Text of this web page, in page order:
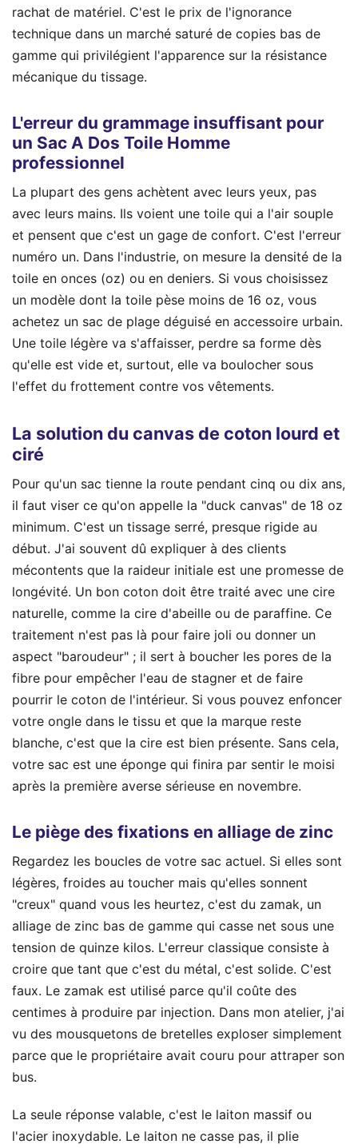
rachat de matériel. C'est le prix de l'ignorance
technique dans un marché saturé de copies bas de
gamme qui privilégient l'apparence sur la résistance
mécanique du tissage.
L'erreur du grammage insuffisant pour
un Sac A Dos Toile Homme
professionnel
La plupart des gens achètent avec leurs yeux, pas
avec leurs mains. Ils voient une toile qui a l'air souple
et pensent que c'est un gage de confort. C'est l'erreur
numéro un. Dans l'industrie, on mesure la densité de la
toile en onces (oz) ou en deniers. Si vous choisissez
un modèle dont la toile pèse moins de 16 oz, vous
achetez un sac de plage déguisé en accessoire urbain.
Une toile légère va s'affaisser, perdre sa forme dès
qu'elle est vide et, surtout, elle va boulocher sous
l'effet du frottement contre vos vêtements.
La solution du canvas de coton lourd et
ciré
Pour qu'un sac tienne la route pendant cinq ou dix ans,
il faut viser ce qu'on appelle la "duck canvas" de 18 oz
minimum. C'est un tissage serré, presque rigide au
début. J'ai souvent dû expliquer à des clients
mécontents que la raideur initiale est une promesse de
longévité. Un bon coton doit être traité avec une cire
naturelle, comme la cire d'abeille ou de paraffine. Ce
traitement n'est pas là pour faire joli ou donner un
aspect "baroudeur" ; il sert à boucher les pores de la
fibre pour empêcher l'eau de stagner et de faire
pourrir le coton de l'intérieur. Si vous pouvez enfoncer
votre ongle dans le tissu et que la marque reste
blanche, c'est que la cire est bien présente. Sans cela,
votre sac est une éponge qui finira par sentir le moisi
après la première averse sérieuse en novembre.
Le piège des fixations en alliage de zinc
Regardez les boucles de votre sac actuel. Si elles sont
légères, froides au toucher mais qu'elles sonnent
"creux" quand vous les heurtez, c'est du zamak, un
alliage de zinc bas de gamme qui casse net sous une
tension de quinze kilos. L'erreur classique consiste à
croire que tant que c'est du métal, c'est solide. C'est
faux. Le zamak est utilisé parce qu'il coûte des
centimes à produire par injection. Dans mon atelier, j'ai
vu des mousquetons de bretelles exploser simplement
parce que le propriétaire avait couru pour attraper son
bus.
La seule réponse valable, c'est le laiton massif ou
l'acier inoxydable. Le laiton ne casse pas, il plie